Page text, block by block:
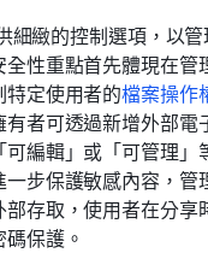
細緻的控制選項，以
全性重點首先體現在管
特定使用者的檔案操作
者可透過新增外部電
編輯」或「可管理」
步保護敏感內容，管
存取，使用者在分享
保護。